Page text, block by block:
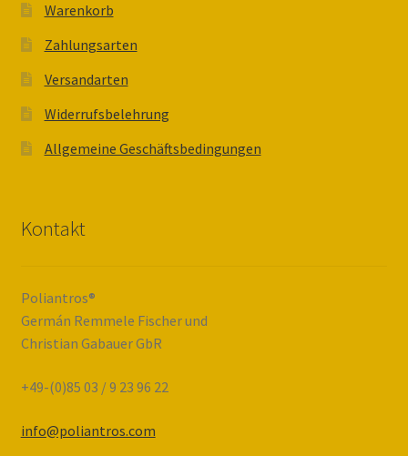
Vision
Warenkorb
Was ist Propolis?
Zahlungsarten
Warenkorb
Zahlungsarten
Versandarten
Widerrufsbelehrung
Allgemeine Geschäftsbedingungen
Kontakt
Poliantros®
Germán Remmele Fischer und
Christian Gabauer GbR
+49-(0)85 03 / 9 23 96 22
info@poliantros.com